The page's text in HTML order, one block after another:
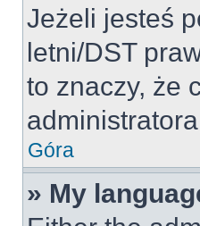
Jeżeli jesteś
letni/DST
to znaczy, że
Góra
» My